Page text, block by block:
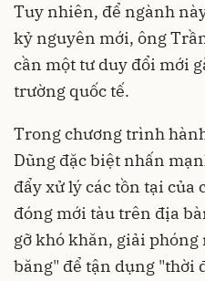
Tuy nhiên, để ngành
kỷ nguyên mới, ông
cần một tư duy đổi mới
trường quốc tế.
Trong chương trình
Dũng đặc biệt nhấn
đẩy xử lý các tồn tại của
đóng mới tàu trên địa
gỡ khó khăn, giải
băng" để tận dụng "thời